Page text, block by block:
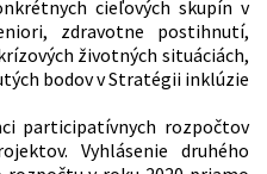
cieľových skupín v
zdravotne postihnutí,
životných situáciách,
bodov v Stratégii inklúzie
participatívnych rozpočtov
Vyhlásenie druhého